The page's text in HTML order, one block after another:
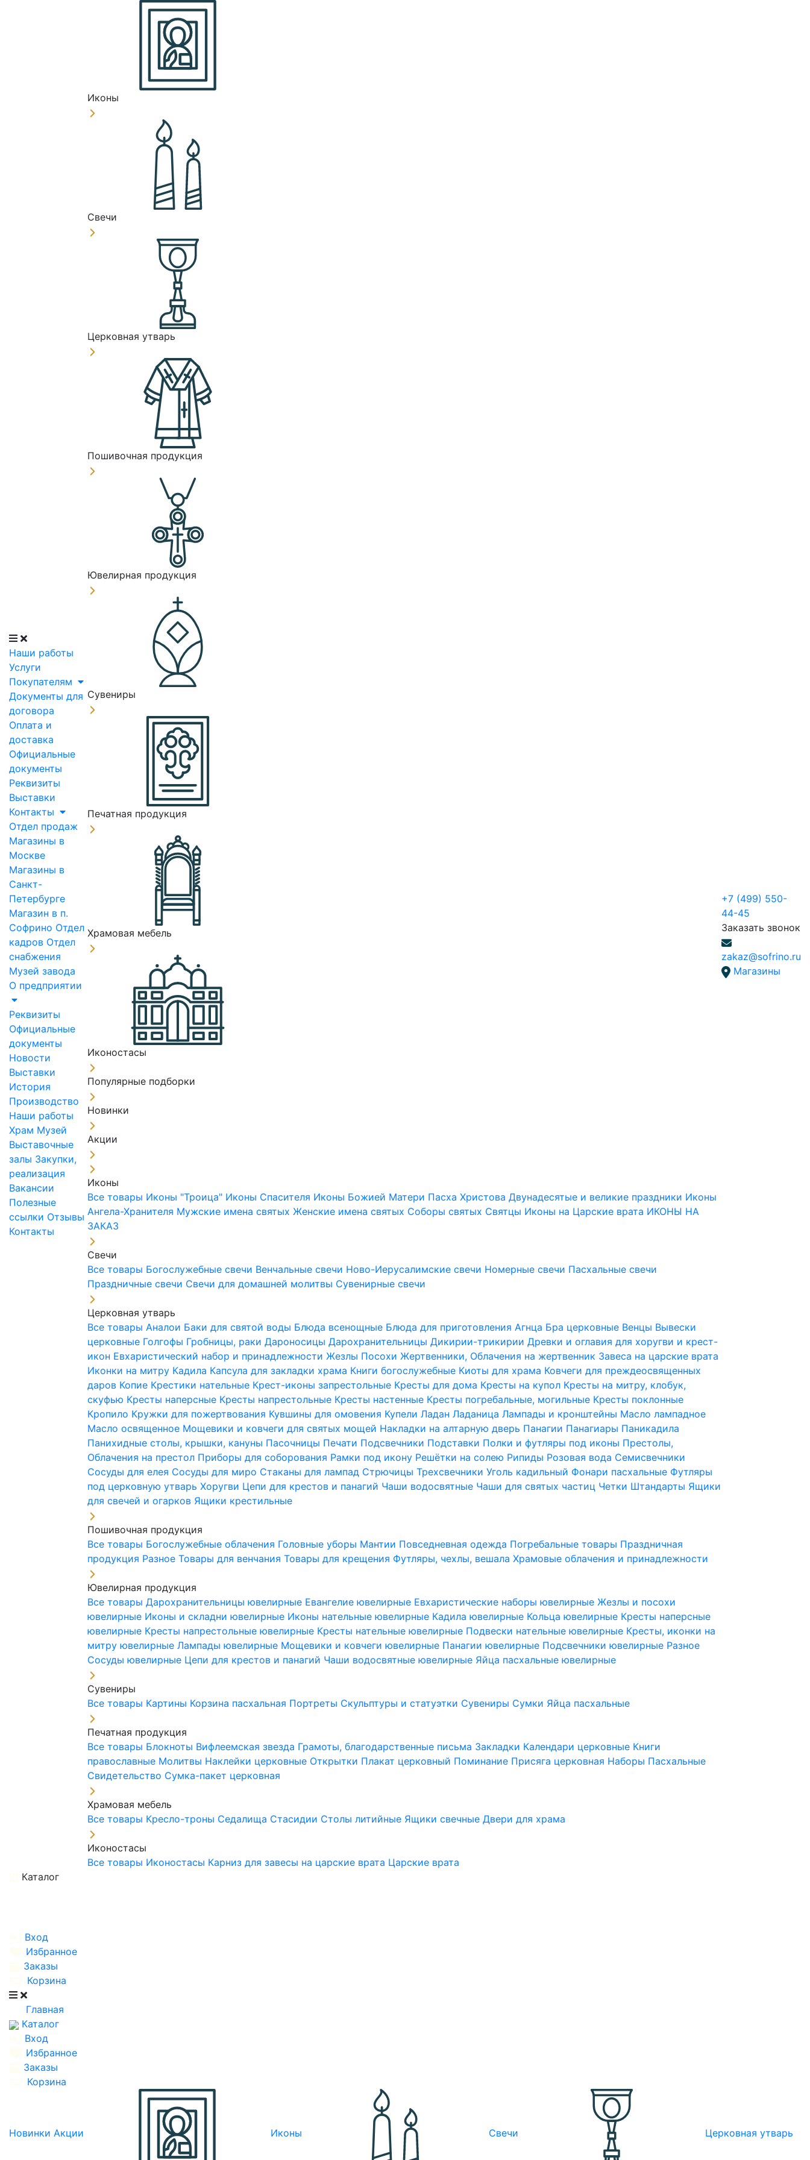
Наши работы
Услуги
Покупателям
Документы для
договора
Оплата и
доставка
Официальные
документы
Реквизиты
Выставки
Контакты
Отдел продаж
Магазины в
Москве
Магазины в
Санкт-
Петербурге
Магазин в п.
Софрино Отдел
кадров Отдел
снабжения
Музей завода
О предприятии
Реквизиты
Официальные
документы
Новости
Выставки
История
Производство
Наши работы
Храм Музей
Выставочные
залы Закупки,
реализация
Вакансии
Полезные
ссылки Отзывы
Контакты
Иконы
Свечи
Церковная утварь
Пошивочная продукция
Ювелирная продукция
Сувениры
Печатная продукция
Храмовая мебель
Иконостасы
Популярные подборки
Новинки
Акции
Иконы
Все товары Иконы "Троица" Иконы Спасителя Иконы Божией Матери Пасха ХристоваДвунадесятые и великие праздники Иконы
Ангела-Хранителя Мужские имена святыхЖенские имена святых Соборы святых Святцы Иконы на Царские врата ИКОНЫ НА
ЗАКАЗ
Свечи
Все товары Богослужебные свечи Венчальные свечи Ново-Иерусалимские свечи Номерные свечи Пасхальные свечи
Праздничные свечи Свечи для домашней молитвы Сувенирные свечи
Церковная утварь
Все товарыАналои Баки для святой воды Блюда всенощные Блюда для приготовления Агнца Бра церковные Венцы Вывески
церковные Голгофы Гробницы, ракиДароносицыДарохранительницыДикирии-трикирииДревки и оглавия для хоругви и крест-
икон Евхаристический набор и принадлежностиЖезлы ПосохиЖертвенники, Облачения на жертвенник Завеса на царские врата
Иконки на митру Кадила Капсула для закладки храма Книги богослужебные Киоты для храма Ковчеги для преждеосвященных
даров Копие Крестики нательные Крест-иконы запрестольные Кресты для дома Кресты на купол Кресты на митру, клобук,
скуфью Кресты наперсные Кресты напрестольные Кресты настенные Кресты погребальные, могильные Кресты поклонные
Кропило Кружки для пожертвования Кувшины для омовения КупелиЛаданЛаданицаЛампады и кронштейны Масло лампадное
Масло освященное Мощевики и ковчеги для святых мощей Накладки на алтарную дверь Панагии Панагиары Паникадила
Панихидные столы, крышки, кануны Пасочницы Печати Подсвечники Подставки Полки и футляры под иконы Престолы,
Облачения на престол Приборы для соборования Рамки под икону Решётки на солею Рипиды Розовая вода Семисвечники
Сосуды для елея Сосуды для миро Стаканы для лампад СтрючицыТрехсвечникиУголь кадильный Фонари пасхальные Футляры
под церковную утварьХоругви Цепи для крестов и панагий Чаши водосвятные Чаши для святых частиц Четки Штандарты Ящики
для свечей и огарков Ящики крестильные
Пошивочная продукция
Все товары Богослужебные облачения Головные уборы Мантии Повседневная одежда Погребальные товары Праздничная
продукция РазноеТовары для венчанияТовары для крещения Футляры, чехлы, вешалаХрамовые облачения и принадлежности
Ювелирная продукция
Все товарыДарохранительницы ювелирные Евангелие ювелирные Евхаристические наборы ювелирныеЖезлы и посохи
ювелирные Иконы и складни ювелирные Иконы нательные ювелирные Кадила ювелирные Кольца ювелирные Кресты наперсные
ювелирные Кресты напрестольные ювелирные Кресты нательные ювелирные Подвески нательные ювелирные Кресты, иконки на
митру ювелирныеЛампады ювелирные Мощевики и ковчеги ювелирные Панагии ювелирные Подсвечники ювелирные Разное
Сосуды ювелирные Цепи для крестов и панагий Чаши водосвятные ювелирные Яйца пасхальные ювелирные
Сувениры
Все товары Картины Корзина пасхальная Портреты Скульптуры и статуэтки Сувениры Сумки Яйца пасхальные
Печатная продукция
Все товары Блокноты Вифлеемская звезда Грамоты, благодарственные письма Закладки Календари церковные Книги
православные Молитвы Наклейки церковные Открытки Плакат церковный Поминание Присяга церковная Наборы Пасхальные
Свидетельство Сумка-пакет церковная
Храмовая мебель
Все товары Кресло-троны Седалища Стасидии Столы литийные Ящики свечныеДвери для храма
Иконостасы
Все товары Иконостасы Карниз для завесы на царские врата Царские врата
+7 (499) 550-
44-45
Заказать звонок
zakaz@sofrino.ru
Магазины
Каталог
Вход
Избранное
Заказы
Корзина
Главная
Каталог
Вход
Избранное
Заказы
Корзина
Новинки Акции Иконы Свечи Церковная утварь